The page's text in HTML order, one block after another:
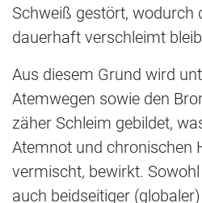
Schweiß gestört, wodurch
dauerhaft verschleimt
Aus diesem Grund wird
Atemwegen sowie den
zäher Schleim gebildet,
Atemnot und chronischen
vermischt, bewirkt.
auch beidseitiger